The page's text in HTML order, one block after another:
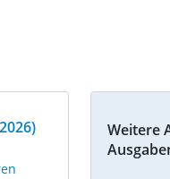
Weitere